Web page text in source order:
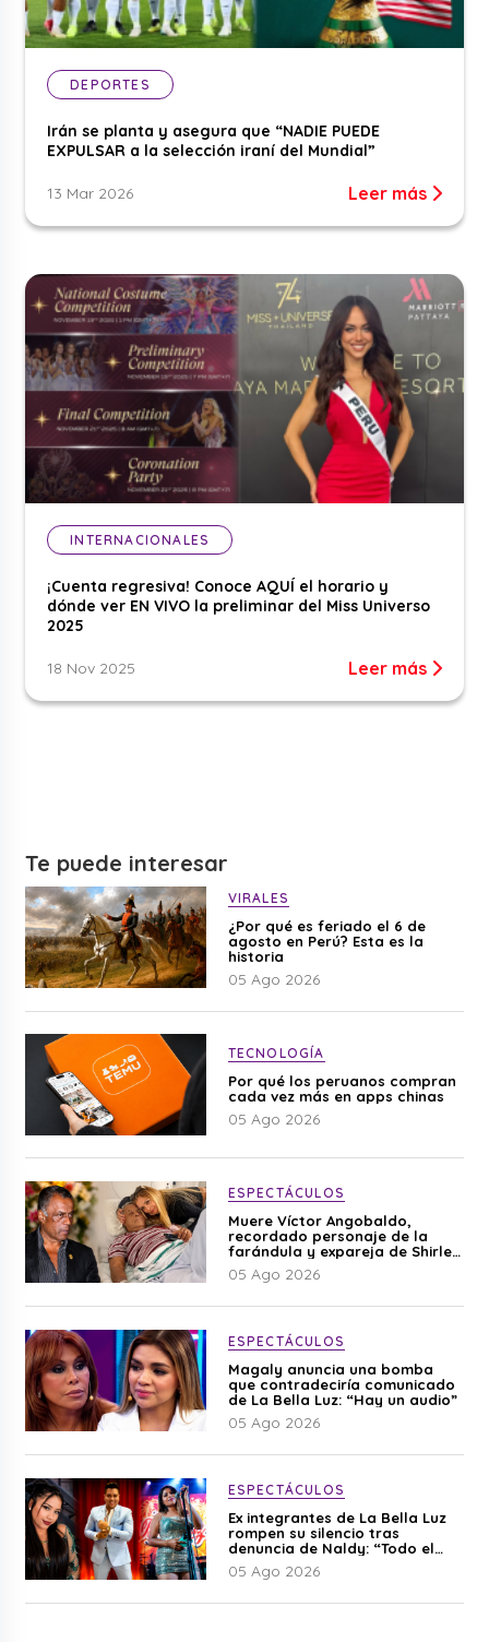
DEPORTES
Irán se planta y asegura que “NADIE PUEDE
EXPULSAR a la selección iraní del Mundial”
13 Mar 2026 Leer más
INTERNACIONALES
¡Cuenta regresiva! Conoce AQUÍ el horario y
dónde ver EN VIVO la preliminar del Miss Universo
2025
18 Nov 2025 Leer más
Te puede interesar
VIRALES
¿Por qué es feriado el 6 de
agosto en Perú? Esta es la
historia
05 Ago 2026
TECNOLOGÍA
Por qué los peruanos compran
cada vez más en apps chinas
05 Ago 2026
ESPECTÁCULOS
Muere Víctor Angobaldo,
recordado personaje de la
farándula y expareja de Shirley
Cherres
05 Ago 2026
ESPECTÁCULOS
Magaly anuncia una bomba
que contradeciría comunicado
de La Bella Luz: “Hay un audio”
05 Ago 2026
ESPECTÁCULOS
Ex integrantes de La Bella Luz
rompen su silencio tras
denuncia de Naldy: “Todo el
mundo lo sabía”
05 Ago 2026